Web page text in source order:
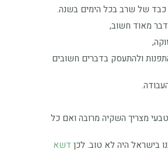
מאוד חשוב,
ולהתעסק בדברים חשובים
מצריך השקיה מרובה ואם כל
בישראל היה לא טוב. לכן דשא